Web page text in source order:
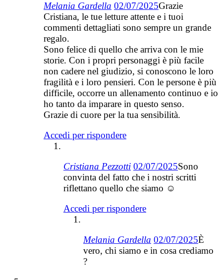
Melania Gardella 02/07/2025Grazie
Cristiana, le tue letture attente e i tuoi
commenti dettagliati sono sempre un grande
regalo.
Sono felice di quello che arriva con le mie
storie. Con i propri personaggi è più facile
non cadere nel giudizio, si conoscono le loro
fragilità e i loro pensieri. Con le persone è più
difficile, occorre un allenamento continuo e io
ho tanto da imparare in questo senso.
Grazie di cuore per la tua sensibilità.
Accedi per rispondere
Cristiana Pezzotti 02/07/2025Sono
convinta del fatto che i nostri scritti
riflettano quello che siamo ☺️
Accedi per rispondere
Melania Gardella 02/07/2025È
vero, chi siamo e in cosa crediamo
?